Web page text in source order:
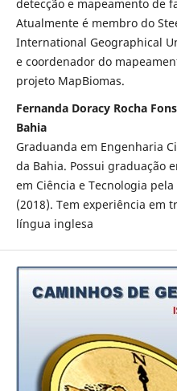
detecção e mapeamento de
Atualmente é membro do
International Geographical
e coordenador do
projeto MapBiomas.
Fernanda Doracy Rocha
Bahia
Graduanda em Engenharia
da Bahia. Possui graduação
em Ciência e Tecnologia
(2018). Tem experiência em
língua inglesa